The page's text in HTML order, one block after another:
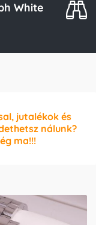
White
jutalékok és
nálunk?
ma!!!